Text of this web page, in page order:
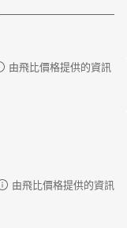
由飛比價格提供的資訊
由飛比價格提供的資訊